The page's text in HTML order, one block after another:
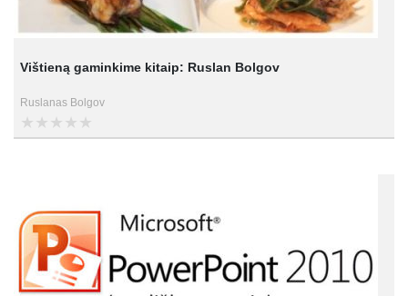
Vištieną gaminkime kitaip: Ruslan Bolgov
Ruslanas Bolgov